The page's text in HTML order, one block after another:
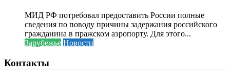
МИД РФ потребовал предоставить России полные
сведения по поводу причины задержания российского
гражданина в пражском аэропорту. Для этого...
Зарубежье Новости
Контакты